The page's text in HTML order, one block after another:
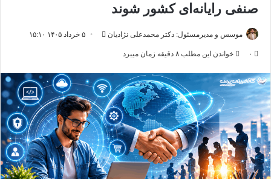
صنفی رایانه‌ای کشور شوند
موسس و مدیرمسئول: دکتر محمدعلی نژادیان
ارسال۵ خرداد ۱۴۰۵ ۱۵:۱۰
۰ خواندن این مطلب ۸ دقیقه زمان میبرد